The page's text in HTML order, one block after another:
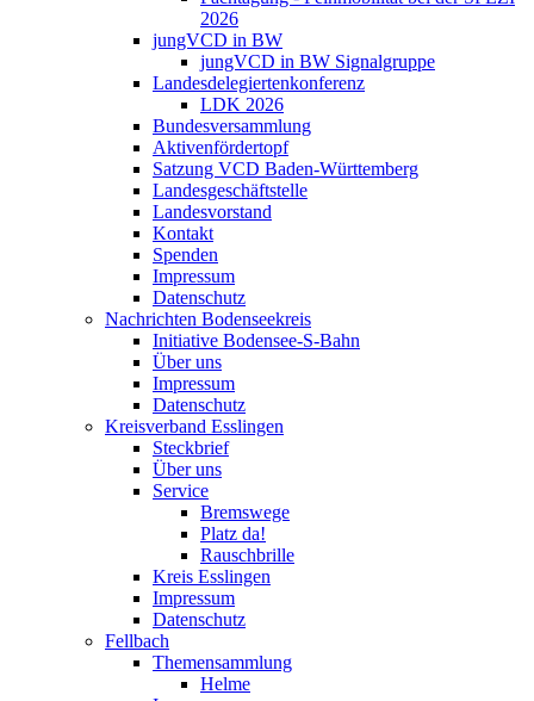
2026
jungVCD in BW
jungVCD in BW Signalgruppe
Landesdelegiertenkonferenz
LDK 2026
Bundesversammlung
Aktivenfördertopf
Satzung VCD Baden-Württemberg
Landesgeschäftstelle
Landesvorstand
Kontakt
Spenden
Impressum
Datenschutz
Nachrichten Bodenseekreis
Initiative Bodensee-S-Bahn
Über uns
Impressum
Datenschutz
Kreisverband Esslingen
Steckbrief
Über uns
Service
Bremswege
Platz da!
Rauschbrille
Kreis Esslingen
Impressum
Datenschutz
Fellbach
Themensammlung
Helme